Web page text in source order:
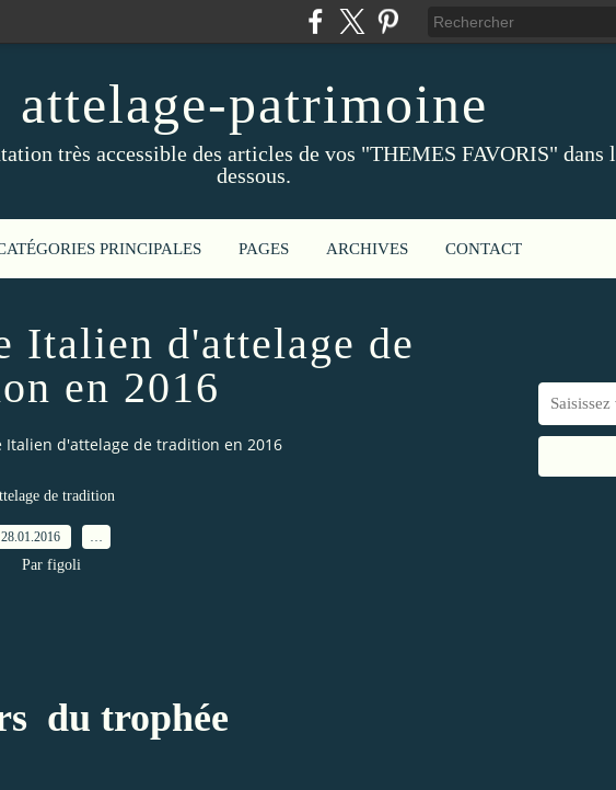
attelage-patrimoine
très accessible des articles de vos "THEMES FAVORIS" dans
dessous.
PRINCIPALES PAGES ARCHIVES CONTACT
Italien d'attelage de
en 2016
Italien d'attelage de tradition en 2016
de tradition
28.01.2016
Par figoli
du trophée